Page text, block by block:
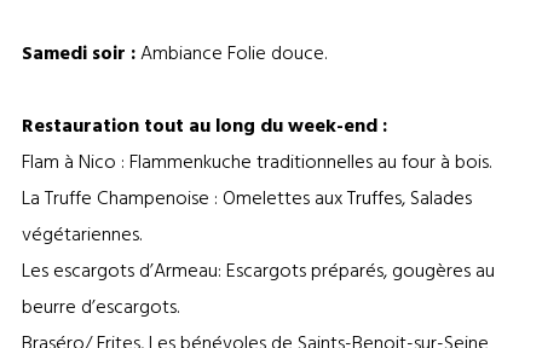
Samedi soir :Ambiance Folie douce.
Restauration tout au long du week-end :
Flam à Nico : Flammenkuche traditionnelles au four à bois.
La Truffe Champenoise : Omelettes aux Truffes, Salades
végétariennes.
Les escargots d’Armeau: Escargots préparés, gougères au
beurre d’escargots.